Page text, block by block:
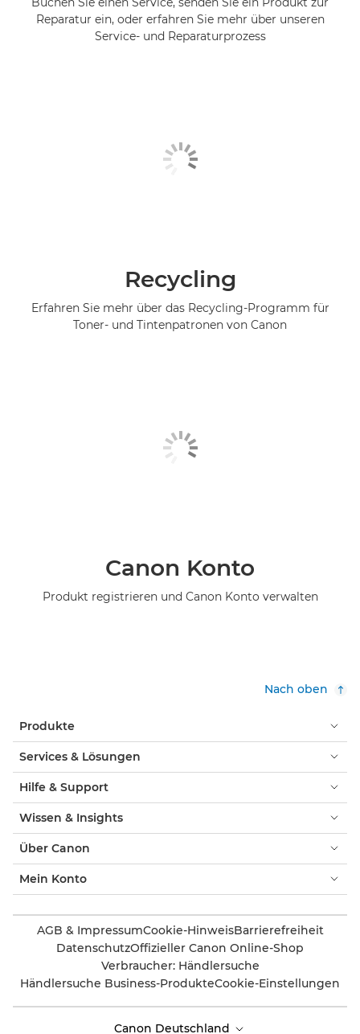
Reparatur ein, oder erfahren Sie mehr über unseren
Service- und Reparaturprozess
Recycling
Erfahren Sie mehr über das Recycling-Programm für
Toner- und Tintenpatronen von Canon
Canon Konto
Produkt registrieren und Canon Konto verwalten
Nach oben
Produkte
Services & Lösungen
Hilfe & Support
Wissen & Insights
Über Canon
Mein Konto
AGB & ImpressumCookie-HinweisBarrierefreiheit
DatenschutzOffizieller Canon Online-Shop
Verbraucher: Händlersuche
Händlersuche Business-ProdukteCookie-Einstellungen
Canon Deutschland